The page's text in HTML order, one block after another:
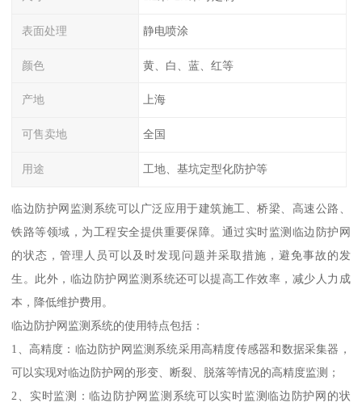
表面处理 静电喷涂
颜色 黄、白、蓝、红等
产地 上海
可售卖地 全国
用途 工地、基坑定型化防护等
临边防护网监测系统可以广泛应用于建筑施工、桥梁、高速公路、
铁路等领域，为工程安全提供重要保障。通过实时监测临边防护网
的状态，管理人员可以及时发现问题并采取措施，避免事故的发
生。此外，临边防护网监测系统还可以提高工作效率，减少人力成
本，降低维护费用。
临边防护网监测系统的使用特点包括：
1、高精度：临边防护网监测系统采用高精度传感器和数据采集器，
可以实现对临边防护网的形变、断裂、脱落等情况的高精度监测；
2、实时监测：临边防护网监测系统可以实时监测临边防护网的状